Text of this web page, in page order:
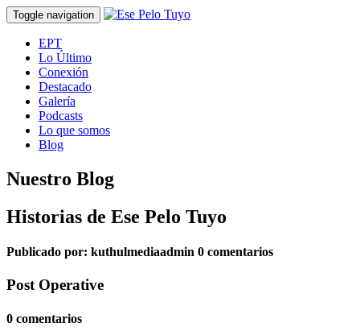
Toggle navigation
EPT
Lo Último
Conexión
Destacado
Galería
Podcasts
Lo que somos
Blog
Nuestro Blog
Historias de Ese Pelo Tuyo
Publicado por: kuthulmediaadmin 0 comentarios
Post Operative
0 comentarios